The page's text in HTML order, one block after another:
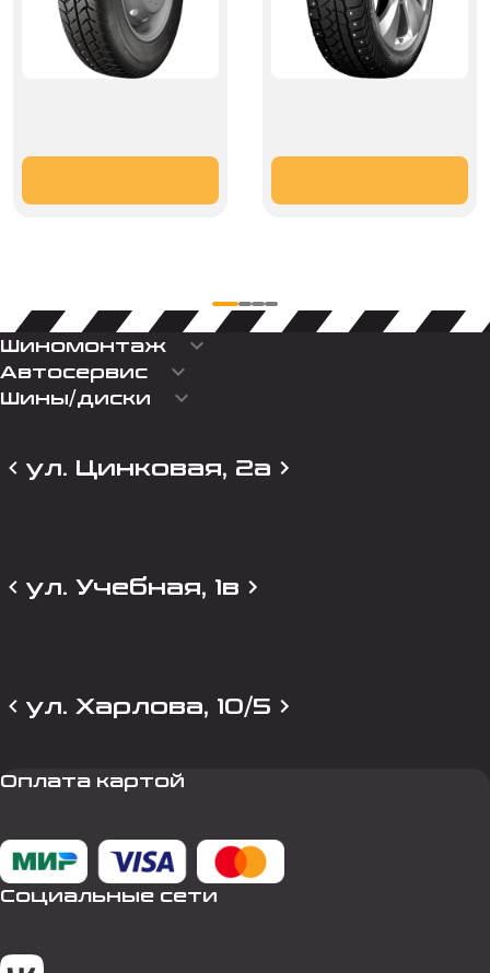
Шиномонтаж keyboard_arrow_down
Автосервис keyboard_arrow_down
Шины/диски keyboard_arrow_down
ул. Цинковая, 2а
ул. Учебная, 1в
ул. Харлова, 10/5
Оплата картой
Социальные сети